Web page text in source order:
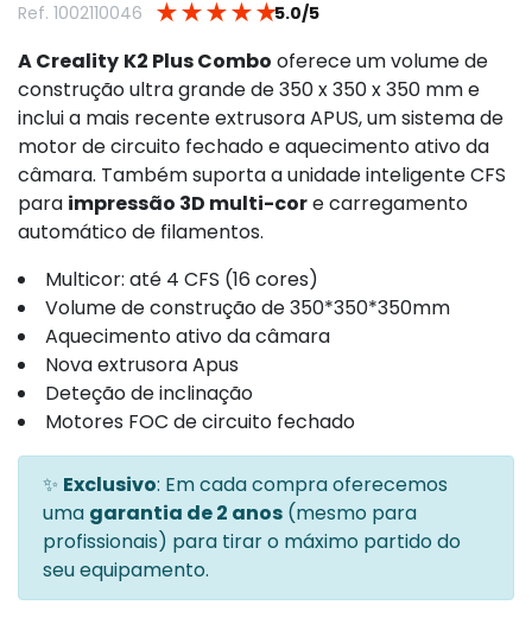
Ref. 1002110046 ★ ★ ★ ★ ★5.0/5
A Creality K2 Plus Combo oferece um volume de
construção ultra grande de 350 x 350 x 350 mm e
inclui a mais recente extrusora APUS, um sistema de
motor de circuito fechado e aquecimento ativo da
câmara. Também suporta a unidade inteligente CFS
para impressão 3D multi-core carregamento
automático de filamentos.
Multicor: até 4 CFS (16 cores)
Volume de construção de 350*350*350mm
Aquecimento ativo da câmara
Nova extrusora Apus
Deteção de inclinação
Motores FOC de circuito fechado
✨ Exclusivo: Em cada compra oferecemos
uma garantia de 2 anos (mesmo para
profissionais) para tirar o máximo partido do
seu equipamento.